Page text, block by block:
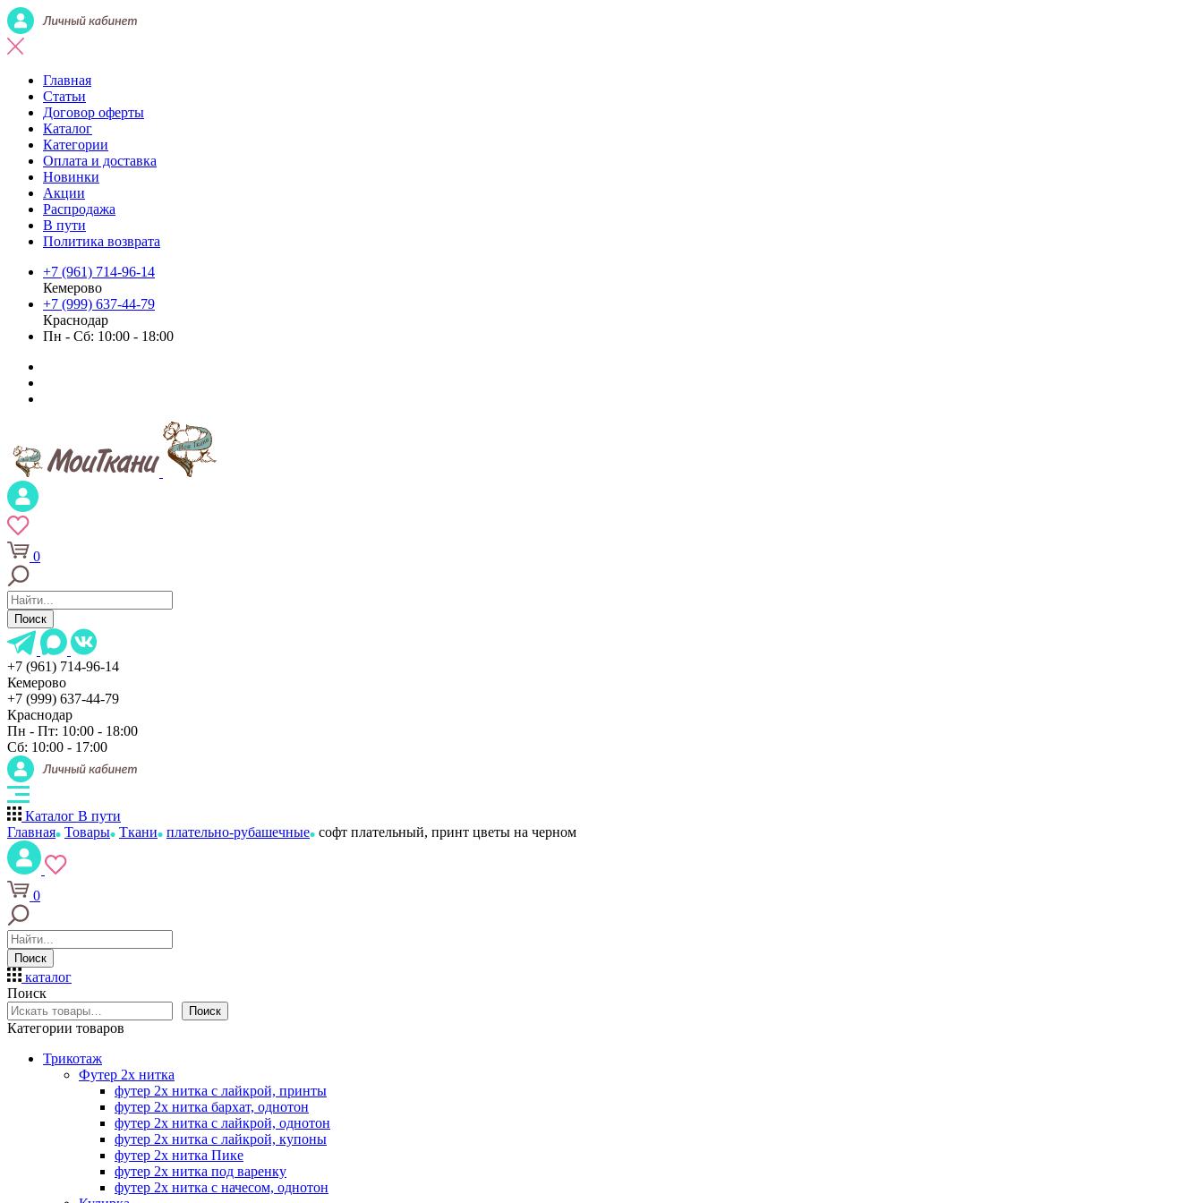
Главная
Статьи
Договор оферты
Каталог
Категории
Оплата и доставка
Новинки
Акции
Распродажа
В пути
Политика возврата
+7 (961) 714-96-14
Кемерово
+7 (999) 637-44-79
Краснодар
Пн - Сб: 10:00 - 18:00
0
Поиск
+7 (961) 714-96-14
Кемерово
+7 (999) 637-44-79
Краснодар
Пн - Пт: 10:00 - 18:00
Сб: 10:00 - 17:00
Каталог В пути
Главная Товары Ткани плательно-рубашечные софт плательный, принт цветы на черном
0
Поиск
каталог
Поиск
Поиск
Категории товаров
Трикотаж
Футер 2х нитка
футер 2х нитка с лайкрой, принты
футер 2х нитка бархат, однотон
футер 2х нитка с лайкрой, однотон
футер 2х нитка с лайкрой, купоны
футер 2х нитка Пике
футер 2х нитка под варенку
футер 2х нитка с начесом, однотон